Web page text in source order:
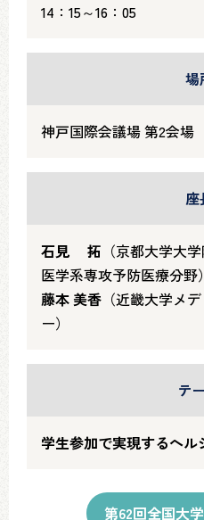
14：15～16：05
場
神戸国際会議場 第2会場
座
石見 拓 （京都大学大
医学系専攻予防医療分野）
藤本 美香 （近畿大学メ
ー）
テ
学生参加で実現するヘル
第62回全国大